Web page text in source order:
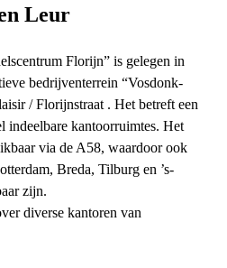
Leur
Florijn” is gelegen in
bedrijventerrein “Vosdonk-
/ Florijnstraat . Het betreft een
indeelbare kantoorruimtes. Het
via de A58, waardoor ook
Breda, Tilburg en ’s-
zijn.
diverse kantoren van